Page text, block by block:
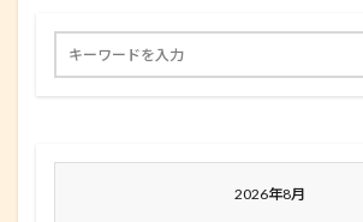
2026年8月